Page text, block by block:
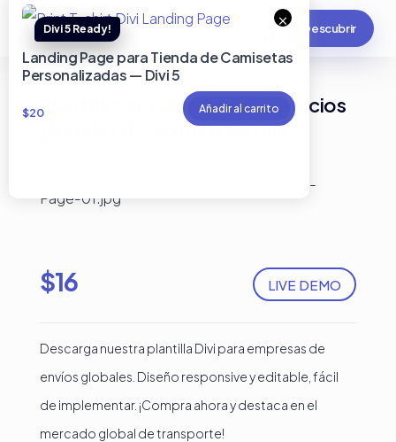
Descubrir
Plantilla para empresa de servicios
globales de envíos para Divi
LIVE DEMO
$16
Descarga nuestra plantilla Divi para empresas de
envíos globales. Diseño responsive y editable, fácil
de implementar. ¡Compra ahora y destaca en el
mercado global de transporte!
×
Landing Page para Tienda de Camisetas
Personalizadas — Divi 5
$20 Añadir al carrito